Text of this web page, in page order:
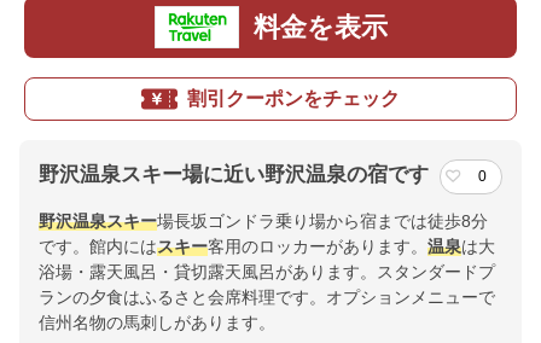
料金を表示
割引クーポンをチェック
野沢温泉スキー場に近い野沢温泉の宿です 0
野沢温泉スキー場長坂ゴンドラ乗り場から宿までは徒歩8分
です。館内にはスキー客用のロッカーがあります。 温泉は大
浴場・露天風呂・貸切露天風呂があります。スタンダードプ
ランの夕食はふるさと会席料理です。オプションメニューで
信州名物の馬刺しがあります。